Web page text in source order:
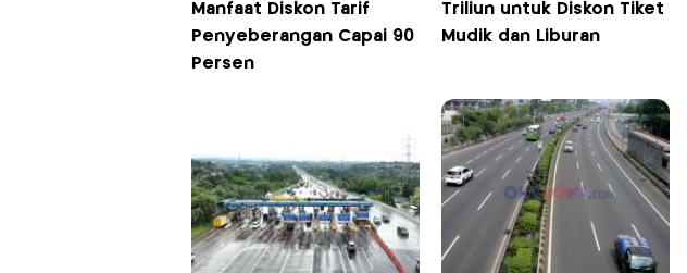
Manfaat Diskon Tarif
Penyeberangan Capai 90
Persen
Triliun untuk Diskon Tiket
Mudik dan Liburan